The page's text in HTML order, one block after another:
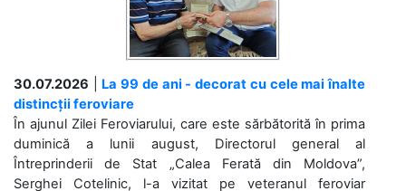
30.07.2026
La 99 de ani - decorat cu cele mai înalte
distincții feroviare
În ajunul Zilei Feroviarului, care este sărbătorită în prima
duminică a lunii august, Directorul general al
Întreprinderii de Stat „Calea Ferată din Moldova”,
Serghei Cotelinic, l-a vizitat pe veteranul feroviar